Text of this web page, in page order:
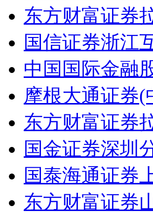
东方财富证券
国信证券浙江
中国国际金融
摩根大通证券
东方财富证券
国金证券深圳
国泰海通证券
东方财富证券